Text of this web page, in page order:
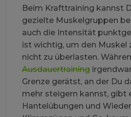
Beim Krafttraining kannst
gezielte Muskelgruppen
auch die Intensität
ist wichtig, um den Muskel
nicht zu überlasten.
Ausdauertraining
Grenze gerätst, an der Du
mehr steigern kannst, gibt
Hantelübungen und